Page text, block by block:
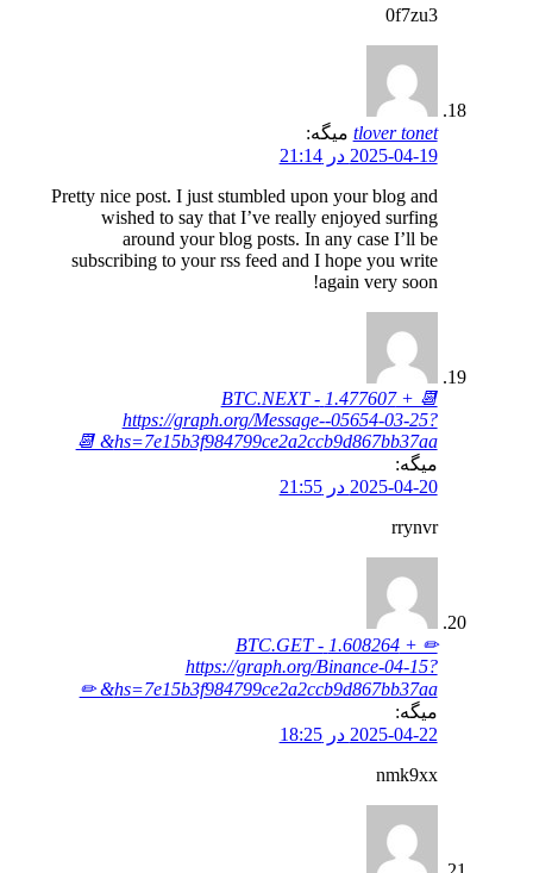
0f7zu3
tlover tonet میگه:
2025-04-19 در 21:14
Pretty nice post. I just stumbled upon your blog and
wished to say that I’ve really enjoyed surfing
around your blog posts. In any case I’ll be
subscribing to your rss feed and I hope you write
again very soon!
📆 + 1.477607 BTC.NEXT -
https://graph.org/Message--05654-03-25?
hs=7e15b3f984799ce2a2ccb9d867bb37aa& 📆
میگه:
2025-04-20 در 21:55
rrynvr
✏ + 1.608264 BTC.GET -
https://graph.org/Binance-04-15?
hs=7e15b3f984799ce2a2ccb9d867bb37aa& ✏
میگه:
2025-04-22 در 18:25
nmk9xx